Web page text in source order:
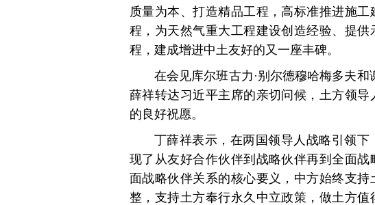
质量为本、打造精品工程，高标准推进施
程，为天然气重大工程建设创造经验、提
程，建成增进中土友好的又一座丰碑。
在会见库尔班古力·别尔德穆哈梅多夫
薛祥转达习近平主席的亲切问候，土方领
的良好祝愿。
丁薛祥表示，在两国领导人战略引领
现了从友好合作伙伴到战略伙伴再到全面
面战略伙伴关系的核心要义，中方始终支
整，支持土方奉行永久中立政策，做土方